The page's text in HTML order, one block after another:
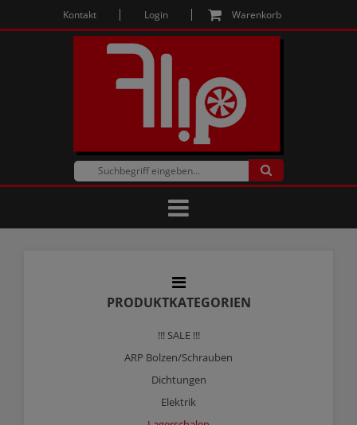
Kontakt Login Warenkorb
PRODUKTKATEGORIEN
!!! SALE !!!
ARP Bolzen/Schrauben
Dichtungen
Elektrik